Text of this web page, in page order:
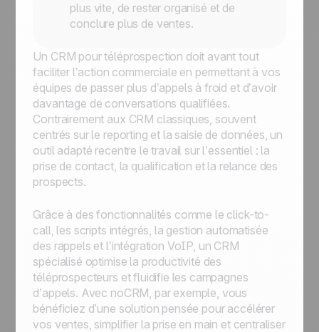
plus vite, de rester organisé et de
conclure plus de ventes.
Un CRM pour téléprospection doit avant tout
faciliter l’action commerciale en permettant à vos
équipes de passer plus d’appels à froid et d’avoir
davantage de conversations qualifiées.
Contrairement aux CRM classiques, souvent
centrés sur le reporting et la saisie de données, un
outil adapté recentre le travail sur l’essentiel : la
prise de contact, la qualification et la relance des
prospects.
Grâce à des fonctionnalités comme le click-to-
call, les scripts intégrés, la gestion automatisée
des rappels et l’intégration VoIP, un CRM
spécialisé optimise la productivité des
téléprospecteurs et fluidifie les campagnes
d’appels. Avec noCRM, par exemple, vous
bénéficiez d’une solution pensée pour accélérer
vos ventes, simplifier la prise en main et centraliser